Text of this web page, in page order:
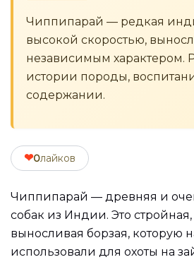
Чиппипарай — редкая
высокой скоростью,
независимым характером.
истории породы,
содержании.
❤0лайков
Чиппипарай — древняя и
собак из Индии. Это
выносливая борзая, которую
использовали для охоты на